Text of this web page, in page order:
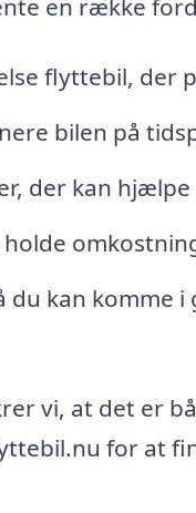
flyttebil, der
bilen på
der kan
kan komme
vi, at det er
for at